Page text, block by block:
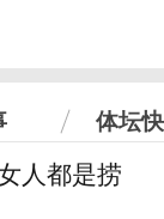
体坛
人都是捞